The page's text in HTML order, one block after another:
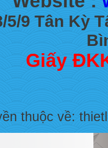
5/9 Tân Kỳ
Giấy
thuộc về: